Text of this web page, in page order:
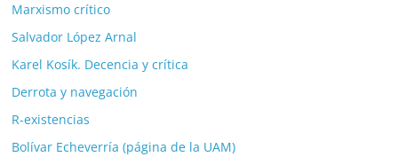
Marxismo crítico
Salvador López Arnal
Karel Kosík. Decencia y crítica
Derrota y navegación
R-existencias
Bolívar Echeverría (página de la UAM)